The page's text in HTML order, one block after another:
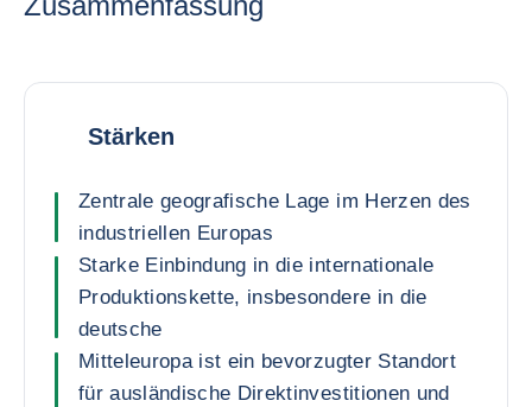
Stärken
Zentrale geografische Lage im Herzen des
industriellen Europas
Starke Einbindung in die internationale
Produktionskette, insbesondere in die
deutsche
Mitteleuropa ist ein bevorzugter Standort
für ausländische Direktinvestitionen und